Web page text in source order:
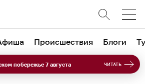
Происшествия Блоги
побережье 7 августа ЧИТАТЬ